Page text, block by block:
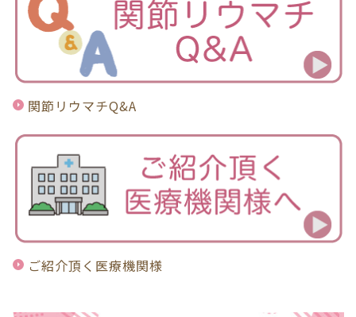
関節リウマチQ&A
ご紹介頂く医療機関様